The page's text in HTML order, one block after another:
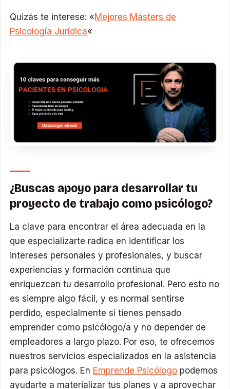
Quizás te interese: «Mejores Másters de
Psicología Jurídica«
¿Buscas apoyo para desarrollar tu
proyecto de trabajo como psicólogo?
La clave para encontrar el área adecuada en la
que especializarte radica en identificar los
intereses personales y profesionales, y buscar
experiencias y formación continua que
enriquezcan tu desarrollo profesional. Pero esto no
es siempre algo fácil, y es normal sentirse
perdido, especialmente si tienes pensado
emprender como psicólogo/a y no depender de
empleadores a largo plazo. Por eso, te ofrecemos
nuestros servicios especializados en la asistencia
para psicólogos. En Emprende Psicólogo podemos
ayudarte a materializar tus planes y a aprovechar